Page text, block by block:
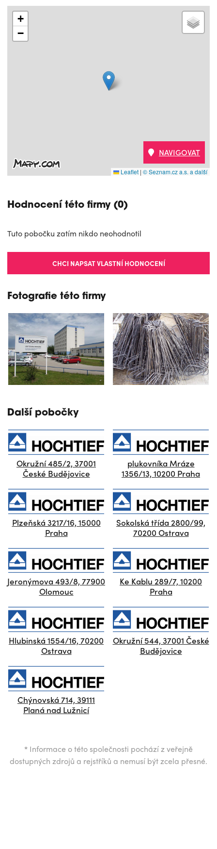
+
−
Leaflet | © Seznam.cz a.s. a další
NAVIGOVAT
Hodnocení této firmy (0)
Tuto pobočku zatím nikdo neohodnotil
CHCI NAPSAT VLASTNÍ HODNOCENÍ
Fotografie této firmy
Další pobočky
Okružní 485/2, 37001
České Budějovice
plukovníka Mráze
1356/13, 10200 Praha
Plzeňská 3217/16, 15000
Praha
Sokolská třída 2800/99,
70200 Ostrava
Jeronýmova 493/8, 77900
Olomouc
Ke Kablu 289/7, 10200
Praha
Hlubinská 1554/16, 70200
Ostrava
Okružní 544, 37001 České
Budějovice
Chýnovská 714, 39111
Planá nad Lužnicí
* Informace o této společnosti pochází z veřejně
dostupných zdrojů a rejstříků a nemusí být zcela přesné.